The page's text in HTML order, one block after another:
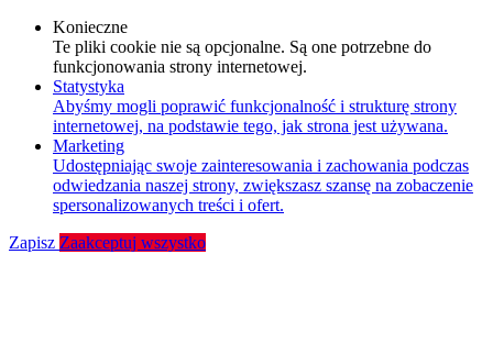
Konieczne
Te pliki cookie nie są opcjonalne. Są one potrzebne do
funkcjonowania strony internetowej.
Statystyka
Abyśmy mogli poprawić funkcjonalność i strukturę strony
internetowej, na podstawie tego, jak strona jest używana.
Marketing
Udostępniając swoje zainteresowania i zachowania podczas
odwiedzania naszej strony, zwiększasz szansę na zobaczenie
spersonalizowanych treści i ofert.
Zapisz Zaakceptuj wszystko